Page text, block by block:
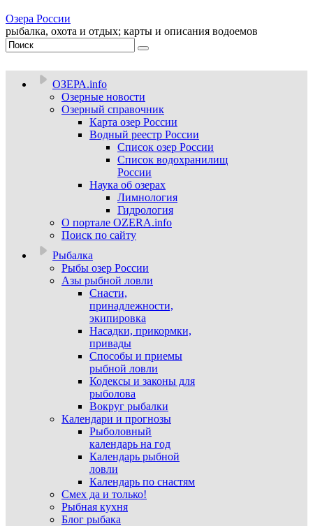
Озера России
рыбалка, охота и отдых; карты и описания водоемов
ОЗЕРА.info
Озерные новости
Озерный справочник
Карта озер России
Водный реестр России
Список озер России
Список водохранилищ
России
Наука об озерах
Лимнология
Гидрология
О портале OZERA.info
Поиск по сайту
Рыбалка
Рыбы озер России
Азы рыбной ловли
Снасти,
принадлежности,
экипировка
Насадки, прикормки,
привады
Способы и приемы
рыбной ловли
Кодексы и законы для
рыболова
Вокруг рыбалки
Календари и прогнозы
Рыболовный
календарь на год
Календарь рыбной
ловли
Календарь по снастям
Смех да и только!
Рыбная кухня
Блог рыбака